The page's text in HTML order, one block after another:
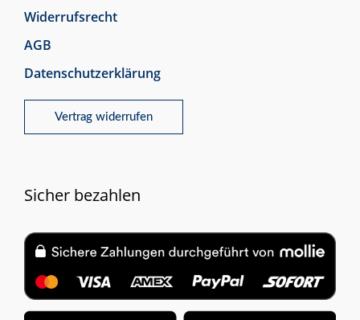
Widerrufsrecht
AGB
Datenschutzerklärung
Vertrag widerrufen
Sicher bezahlen